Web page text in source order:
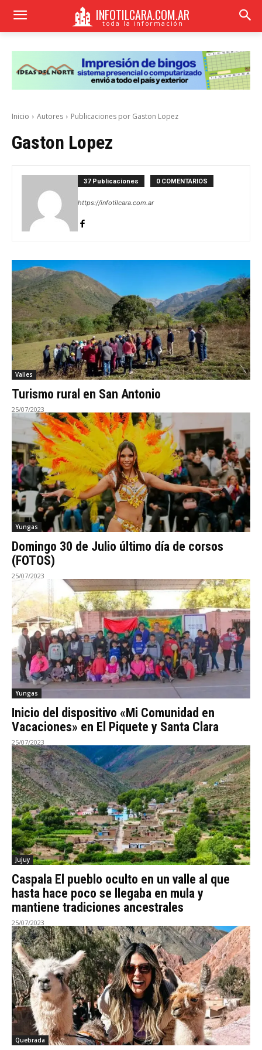
INFOTILCARA.COM.AR
toda la información
Inicio Autores Publicaciones por Gaston Lopez
Gaston Lopez
37 Publicaciones 0 COMENTARIOS
https://infotilcara.com.ar
Valles
Turismo rural en San Antonio
25/07/2023
Yungas
Domingo 30 de Julio último día de corsos
(FOTOS)
25/07/2023
Yungas
Inicio del dispositivo «Mi Comunidad en
Vacaciones» en El Piquete y Santa Clara
25/07/2023
Jujuy
Caspala El pueblo oculto en un valle al que
hasta hace poco se llegaba en mula y
mantiene tradiciones ancestrales
25/07/2023
Quebrada